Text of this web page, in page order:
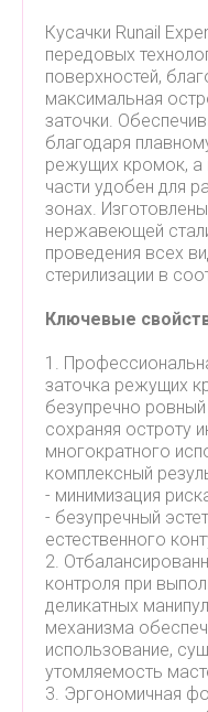
Кусачки Runail
передовых
поверхностей,
максимальная
заточки.
благодаря
режущих кромок, а
части удобен для
зонах.
нержавеющей
проведения всех
стерилизации в
Ключевые
1.
заточка режущих
безупречно
сохраняя остроту
многократного
комплексный
- минимизация
- безупречный
естественного
2.
контроля при
деликатных
механизма
использование,
утомляемость
3. Эргономичная